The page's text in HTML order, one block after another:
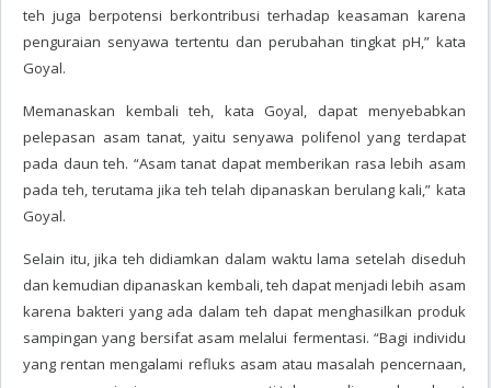
teh juga berpotensi berkontribusi terhadap keasaman karena
penguraian senyawa tertentu dan perubahan tingkat pH,” kata
Goyal.
Memanaskan kembali teh, kata Goyal, dapat menyebabkan
pelepasan asam tanat, yaitu senyawa polifenol yang terdapat
pada daun teh. “Asam tanat dapat memberikan rasa lebih asam
pada teh, terutama jika teh telah dipanaskan berulang kali,” kata
Goyal.
Selain itu, jika teh didiamkan dalam waktu lama setelah diseduh
dan kemudian dipanaskan kembali, teh dapat menjadi lebih asam
karena bakteri yang ada dalam teh dapat menghasilkan produk
sampingan yang bersifat asam melalui fermentasi. “Bagi individu
yang rentan mengalami refluks asam atau masalah pencernaan,